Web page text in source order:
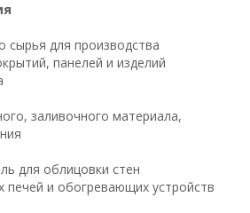
сырья для производства
панелей и изделий
заливочного материала,
для облицовки стен
печей и обогревающих устройств